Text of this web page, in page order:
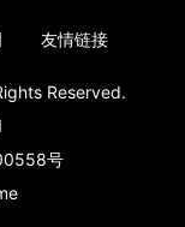
友情链接
Reserved.
号